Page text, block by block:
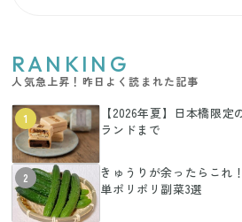
RANKING
人気急上昇！昨日よく読まれた記事
1
【2026年夏】日本橋限
ランドまで
2
きゅうりが余ったらこれ
単ポリポリ副菜3選